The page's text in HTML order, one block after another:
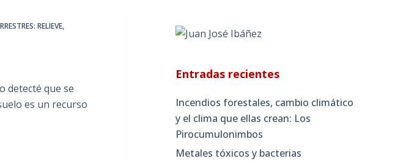
RELIEVE,
detecté que se
es un recurso
Entradas recientes
Incendios forestales, cambio climático
y el clima que ellas crean: Los
Pirocumulonimbos
Metales tóxicos y bacterias